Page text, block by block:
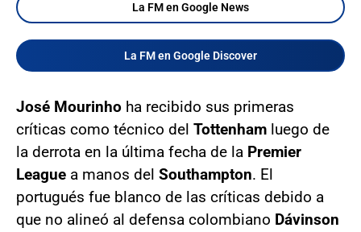
La FM en Google News
La FM en Google Discover
José Mourinho ha recibido sus primeras
críticas como técnico del Tottenham luego de
la derrota en la última fecha de la Premier
League a manos del Southampton. El
portugués fue blanco de las críticas debido a
que no alineó al defensa colombiano Dávinson